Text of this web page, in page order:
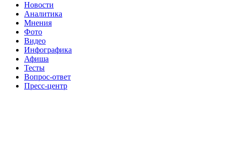
Новости
Аналитика
Мнения
Фото
Видео
Инфографика
Афиша
Тесты
Вопрос-ответ
Пресс-центр